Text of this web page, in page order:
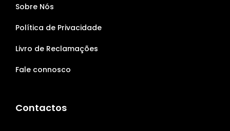
Sobre Nós
Política de Privacidade
Livro de Reclamações
Fale connosco
Contactos